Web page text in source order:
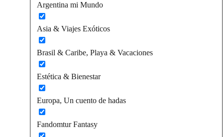
Argentina mi Mundo
Asia & Viajes Exóticos
Brasil & Caribe, Playa & Vacaciones
Estética & Bienestar
Europa, Un cuento de hadas
Fandomtur Fantasy